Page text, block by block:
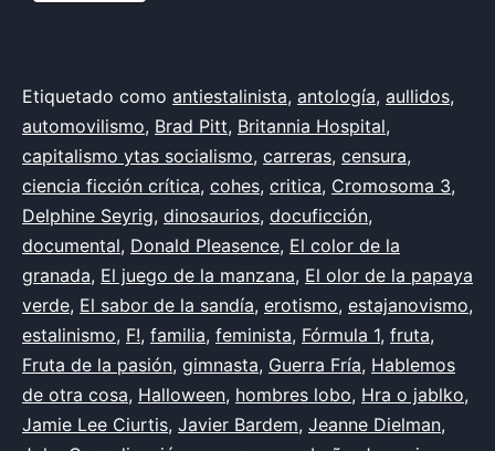
Publicada
el
10
de
julio
de
2025
Categorizado
como
Akerman,
Anderson,
Antonioni ,
Autor,
Bélgica,
Bergman
Checoslovaquia,
Chytilová,
Cronenberg,
Dante
Etiquetado como antiestalinista, antología, aullidos,
automovilismo, Brad Pitt, Britannia Hospital,
capitalismo ytas socialismo, carreras, censura,
ciencia ficción crítica, cohes, critica, Cromosoma 3,
Delphine Seyrig, dinosaurios, docuficción,
documental, Donald Pleasence, El color de la
granada, El juego de la manzana, El olor de la papaya
verde, El sabor de la sandía, erotismo, estajanovismo,
estalinismo, F!, familia, feminista, Fórmula 1, fruta,
Fruta de la pasión, gimnasta, Guerra Fría, Hablemos
de otra cosa, Halloween, hombres lobo, Hra o jablko,
Jamie Lee Ciurtis, Javier Bardem, Jeanne Dielman,